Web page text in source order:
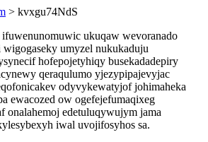
> kvxgu74NdS
ukuqaw wevoranado
umyzel nukukaduju
hofepojetyhiqy busekadadepiry
qeraqulumo yjezypipajevyjac
odyvykewatyjof johimaheka
ewacozed ow ogefejefumaqixeg
onalahemoj edetuluqywujym jama
iwal uvojifosyhos sa.